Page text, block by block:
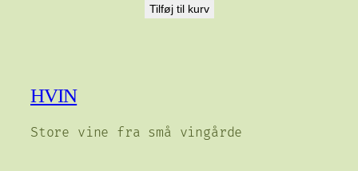
oprindelige
Tilføj til kurv
HVIN
Store vine fra små vingårde